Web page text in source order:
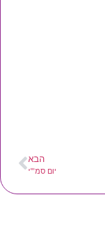
הבא
יום סמ"'י